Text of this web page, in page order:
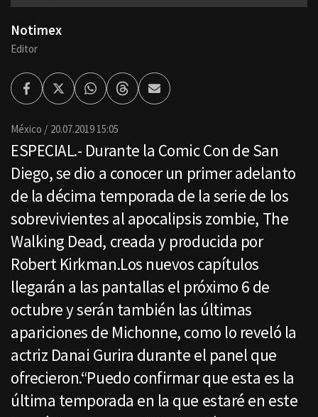
Notimex
Editor
FacebookTwitterWhatsappThreadsEnviar
por
México 20.07.2019 15:05
ESPECIAL.- Durante la Comic Con de San
Diego, se dio a conocer un primer adelanto
de la décima temporada de la serie de los
sobrevivientes al apocalipsis zombie, The
Walking Dead, creada y producida por
Robert Kirkman.Los nuevos capítulos
llegarán a las pantallas el próximo 6 de
octubre y serán también las últimas
apariciones de Michonne, como lo reveló la
actriz Danai Gurira durante el panel que
ofrecieron.“Puedo confirmar que esta es la
última temporada en la que estaré en este